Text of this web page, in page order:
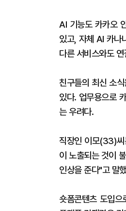
AI 기능도 카카오
있고, 자체 AI 카나
다른 서비스와도
친구들의 최신 소
있다. 업무용으로
는 우려다.
직장인 이모(33)씨
이 노출되는 것이
인상을 준다"고 말
숏폼콘텐츠 도입